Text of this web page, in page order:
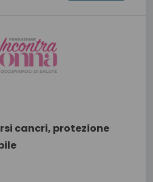
cancri, protezione